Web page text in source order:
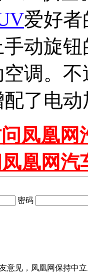
爱好者
动旋
调。
了电
凤凰网
凰网汽
密码
意见，凤凰网保持中